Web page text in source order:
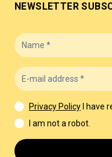
NEWSLETTER
Privacy Policy
I have
I am not a robot.